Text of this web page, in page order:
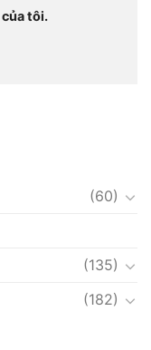
tôi.
(60)
(135)
(182)